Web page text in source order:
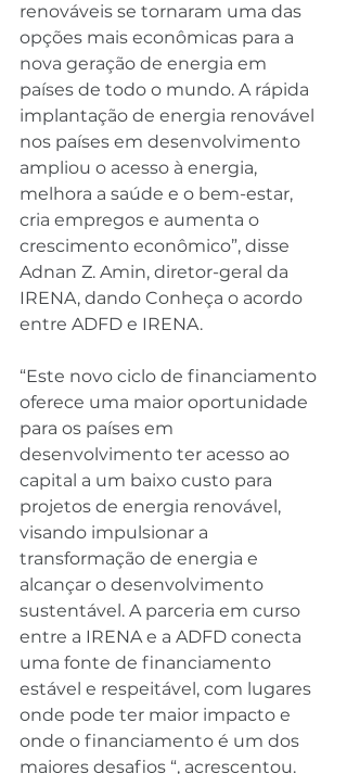
renováveis ​​se tornaram uma das
opções mais econômicas para a
nova geração de energia em
países de todo o mundo. A rápida
implantação de energia renovável
nos países em desenvolvimento
ampliou o acesso à energia,
melhora a saúde e o bem-estar,
cria empregos e aumenta o
crescimento econômico”, disse
Adnan Z. Amin, diretor-geral da
IRENA, dando Conheça o acordo
entre ADFD e IRENA.
“Este novo ciclo de financiamento
oferece uma maior oportunidade
para os países em
desenvolvimento ter acesso ao
capital a um baixo custo para
projetos de energia renovável,
visando impulsionar a
transformação de energia e
alcançar o desenvolvimento
sustentável. A parceria em curso
entre a IRENA e a ADFD conecta
uma fonte de financiamento
estável e respeitável, com lugares
onde pode ter maior impacto e
onde o financiamento é um dos
maiores desafios “, acrescentou.